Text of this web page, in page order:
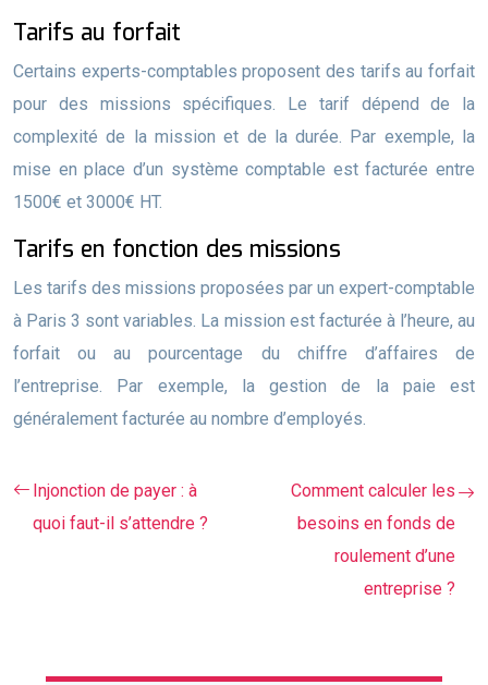
Tarifs au forfait
Certains experts-comptables proposent des tarifs au forfait
pour des missions spécifiques. Le tarif dépend de la
complexité de la mission et de la durée. Par exemple, la
mise en place d’un système comptable est facturée entre
1500€ et 3000€ HT.
Tarifs en fonction des missions
Les tarifs des missions proposées par un expert-comptable
à Paris 3 sont variables. La mission est facturée à l’heure, au
forfait ou au pourcentage du chiffre d’affaires de
l’entreprise. Par exemple, la gestion de la paie est
généralement facturée au nombre d’employés.
Injonction de payer : à
quoi faut-il s’attendre ?
Comment calculer les
besoins en fonds de
roulement d’une
entreprise ?